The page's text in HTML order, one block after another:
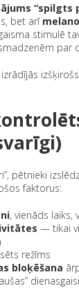
“spilgts
bet arī
stimulē
par
pētnieki
faktorus:
, vienāds laiks,
— tikai
režīms
bloķēšana